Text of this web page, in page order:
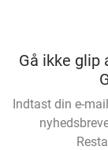
Gå ikke glip
Indtast din e-